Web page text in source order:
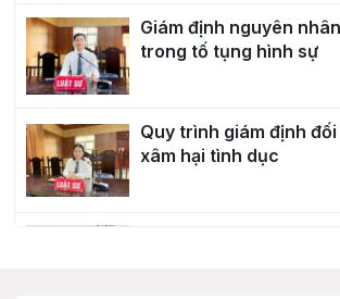
Giám định nguyên
trong tố tụng hình sự
Quy trình giám định
xâm hại tình dục